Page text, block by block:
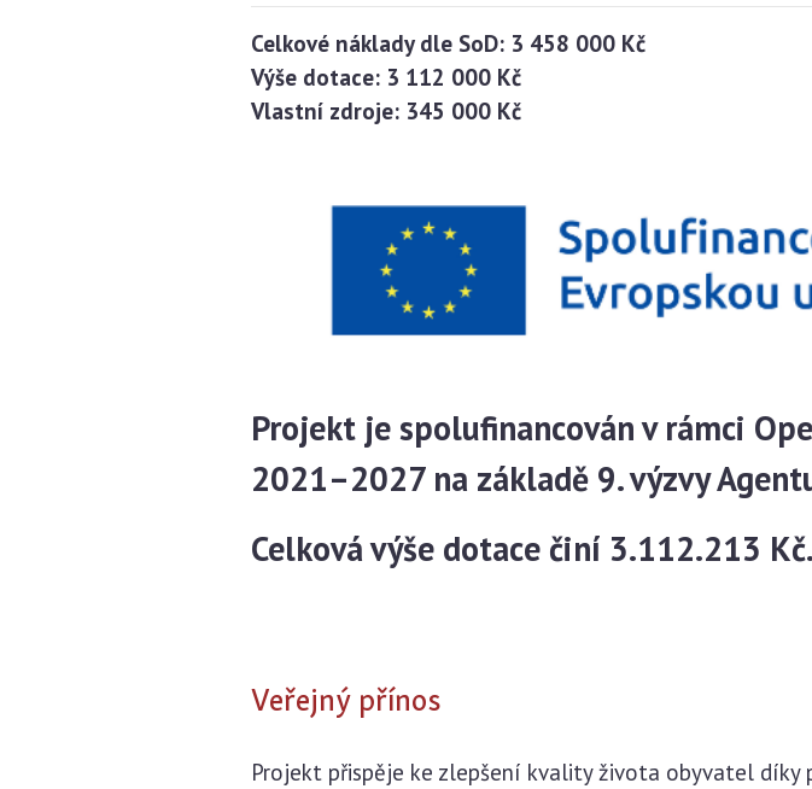
Celkové náklady dle SoD: 3 458 000 Kč
Výše dotace: 3 112 000 Kč
Vlastní zdroje: 345 000 Kč
Projekt je spolufinancován v rámci
2021–2027 na základě 9. výzvy
Celková výše dotace činí 3.112.213 Kč.
Veřejný přínos
Projekt přispěje ke zlepšení kvality života obyvatel